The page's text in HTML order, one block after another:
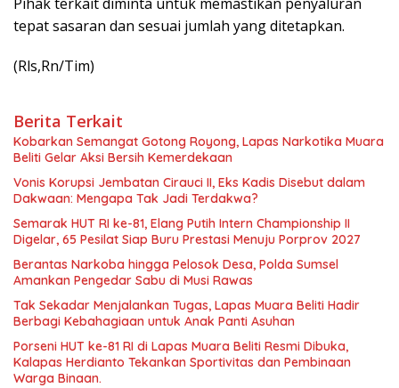
tepat sasaran dan sesuai jumlah yang ditetapkan.
(Rls,Rn/Tim)
Berita Terkait
Kobarkan Semangat Gotong Royong, Lapas Narkotika Muara
Beliti Gelar Aksi Bersih Kemerdekaan
Vonis Korupsi Jembatan Cirauci II, Eks Kadis Disebut dalam
Dakwaan: Mengapa Tak Jadi Terdakwa?
Semarak HUT RI ke-81, Elang Putih Intern Championship II
Digelar, 65 Pesilat Siap Buru Prestasi Menuju Porprov 2027
Berantas Narkoba hingga Pelosok Desa, Polda Sumsel
Amankan Pengedar Sabu di Musi Rawas
Tak Sekadar Menjalankan Tugas, Lapas Muara Beliti Hadir
Berbagi Kebahagiaan untuk Anak Panti Asuhan
Porseni HUT ke-81 RI di Lapas Muara Beliti Resmi Dibuka,
Kalapas Herdianto Tekankan Sportivitas dan Pembinaan
Warga Binaan.